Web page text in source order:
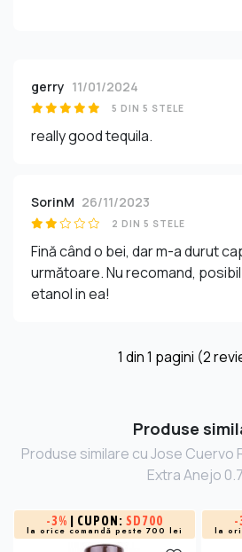
gerry 11/01/2024
5 DIN 5 STELE
really good tequila.
SorinM 26/11/2023
2 DIN 5 STELE
Fină când o bei, dar m-a durut
următoare. Nu recomand,
etanol in ea!
1 din1 pagini (2
Produse
Produse similare cu Jose Cuervo
Extra Anejo
-3% | CUPON: SD700
la orice comandă peste 700 lei
-
la